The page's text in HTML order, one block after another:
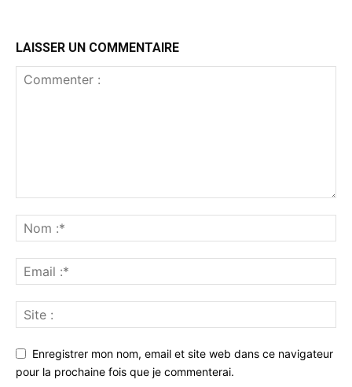
LAISSER UN COMMENTAIRE
Enregistrer mon nom, email et site web dans ce navigateur
pour la prochaine fois que je commenterai.